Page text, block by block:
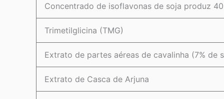
Concentrado de isoflavonas de soja produz
Trimetilglicina (TMG)
Extrato de partes aéreas de cavalinha (7% de
Extrato de Casca de Arjuna